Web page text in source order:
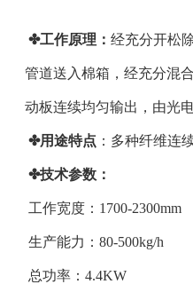
✤工作原理： 经充分开松
管道送入棉箱，经充分混
动板连续均匀输出，由光
✤用途特点 ：多种纤维连
✤技术参数：
工作宽度：1700-2300mm
生产能力：80-500kg/h
总功率：4.4KW